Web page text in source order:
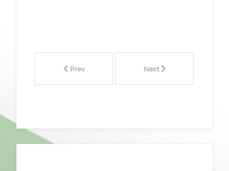
Prev Next